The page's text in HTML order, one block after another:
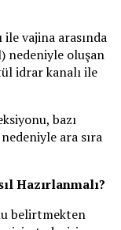
vajina arasında
nedeniyle oluşan
idrar kanalı ile
bazı
ara sıra
Hazırlanmalı?
belirtmekten